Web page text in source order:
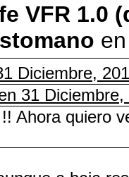
VFR 1.0
Diciembre,
31
Ahora quiero